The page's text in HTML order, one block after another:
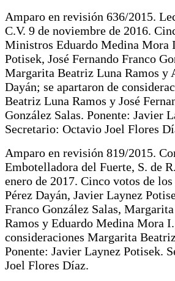
Amparo en revisión 636/2015.
C.V. 9 de noviembre de 2016.
Ministros Eduardo Medina Mora
Potisek, José Fernando Franco
Margarita Beatriz Luna Ramos y
Dayán; se apartaron de
Beatriz Luna Ramos y José
González Salas. Ponente: Javier
Secretario: Octavio Joel Flores
Amparo en revisión 819/2015.
Embotelladora del Fuerte, S. de
enero de 2017. Cinco votos de
Pérez Dayán, Javier Laynez
Franco González Salas,
Ramos y Eduardo Medina Mora
consideraciones Margarita
Ponente: Javier Laynez Potisek.
Joel Flores Díaz.